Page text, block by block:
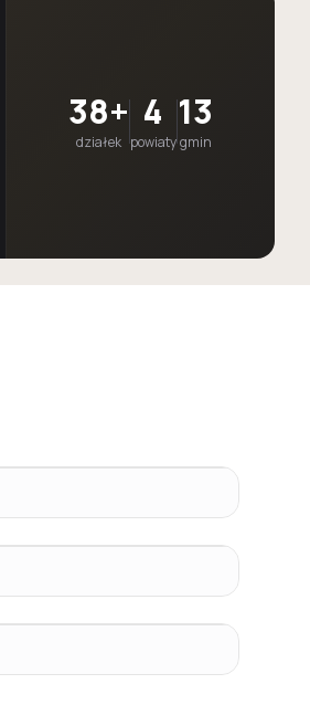
38+
działek
4
powiaty
13
gmin